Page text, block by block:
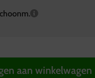
aan winkelwagen